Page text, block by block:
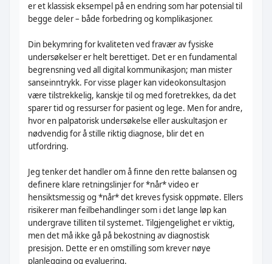
er et klassisk eksempel på en endring som har potensial til
begge deler – både forbedring og komplikasjoner.
Din bekymring for kvaliteten ved fravær av fysiske
undersøkelser er helt berettiget. Det er en fundamental
begrensning ved all digital kommunikasjon; man mister
sanseinntrykk. For visse plager kan videokonsultasjon
være tilstrekkelig, kanskje til og med foretrekkes, da det
sparer tid og ressurser for pasient og lege. Men for andre,
hvor en palpatorisk undersøkelse eller auskultasjon er
nødvendig for å stille riktig diagnose, blir det en
utfordring.
Jeg tenker det handler om å finne den rette balansen og
definere klare retningslinjer for *når* video er
hensiktsmessig og *når* det kreves fysisk oppmøte. Ellers
risikerer man feilbehandlinger som i det lange løp kan
undergrave tilliten til systemet. Tilgjengelighet er viktig,
men det må ikke gå på bekostning av diagnostisk
presisjon. Dette er en omstilling som krever nøye
planlegging og evaluering.